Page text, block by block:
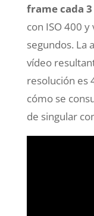
frame cada
con ISO 400
segundos. La
vídeo
resolución es
cómo se
de singular